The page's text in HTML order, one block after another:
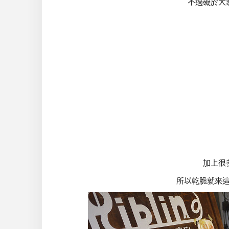
不過礙於大
加上很
所以乾脆就來